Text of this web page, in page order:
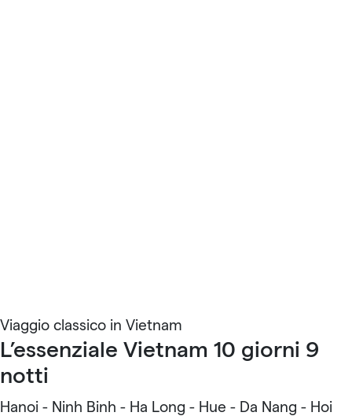
Viaggio classico in Vietnam
L’essenziale Vietnam 10 giorni 9
notti
Hanoi - Ninh Binh - Ha Long - Hue - Da Nang - Hoi